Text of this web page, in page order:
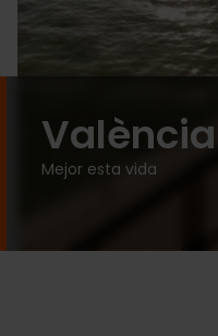
València
Mejor esta vida